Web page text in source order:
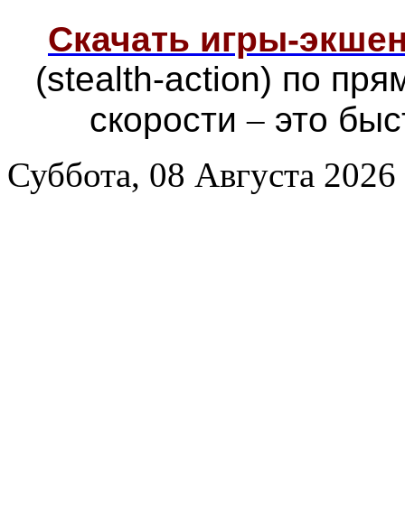
Скачать игры-
(stealth-action) по
скорости– это
Суббота, 08 Августа 2026